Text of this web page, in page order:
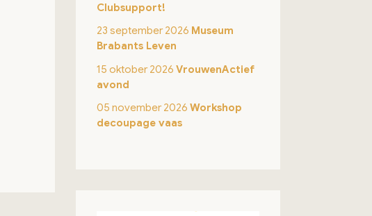
Clubsupport!
23 september 2026 Museum
Brabants Leven
15 oktober 2026VrouwenActief
avond
05 november 2026Workshop
decoupage vaas